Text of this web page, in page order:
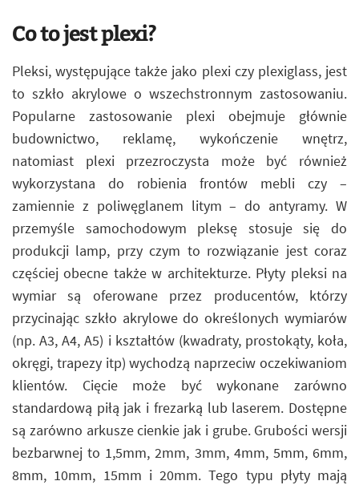
Co to jest plexi?
Pleksi, występujące także jako plexi czy plexiglass, jest
to szkło akrylowe o wszechstronnym zastosowaniu.
Popularne zastosowanie plexi obejmuje głównie
budownictwo, reklamę, wykończenie wnętrz,
natomiast plexi przezroczysta może być również
wykorzystana do robienia frontów mebli czy –
zamiennie z poliwęglanem litym – do antyramy. W
przemyśle samochodowym pleksę stosuje się do
produkcji lamp, przy czym to rozwiązanie jest coraz
częściej obecne także w architekturze. Płyty pleksi na
wymiar są oferowane przez producentów, którzy
przycinając szkło akrylowe do określonych wymiarów
(np. A3, A4, A5) i kształtów (kwadraty, prostokąty, koła,
okręgi, trapezy itp) wychodzą naprzeciw oczekiwaniom
klientów. Cięcie może być wykonane zarówno
standardową piłą jak i frezarką lub laserem. Dostępne
są zarówno arkusze cienkie jak i grube. Grubości wersji
bezbarwnej to 1,5mm, 2mm, 3mm, 4mm, 5mm, 6mm,
8mm, 10mm, 15mm i 20mm. Tego typu płyty mają